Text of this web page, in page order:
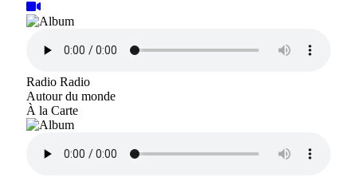
Radio Radio
Autour du monde
À la Carte